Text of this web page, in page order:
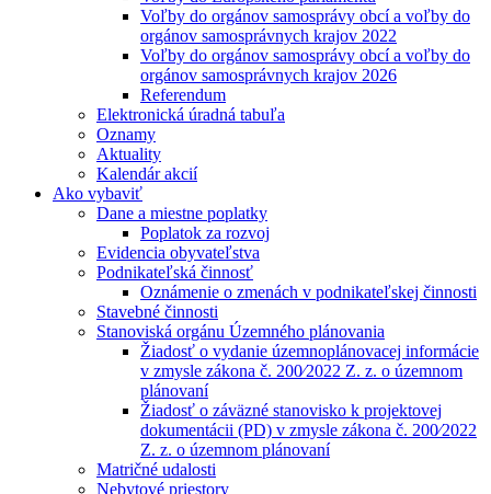
Voľby do orgánov samosprávy obcí a voľby do
orgánov samosprávnych krajov 2022
Voľby do orgánov samosprávy obcí a voľby do
orgánov samosprávnych krajov 2026
Referendum
Elektronická úradná tabuľa
Oznamy
Aktuality
Kalendár akcií
Ako vybaviť
Dane a miestne poplatky
Poplatok za rozvoj
Evidencia obyvateľstva
Podnikateľská činnosť
Oznámenie o zmenách v podnikateľskej činnosti
Stavebné činnosti
Stanoviská orgánu Územného plánovania
Žiadosť o vydanie územnoplánovacej informácie
v zmysle zákona č. 200⁄2022 Z. z. o územnom
plánovaní
Žiadosť o záväzné stanovisko k projektovej
dokumentácii (PD) v zmysle zákona č. 200⁄2022
Z. z. o územnom plánovaní
Matričné udalosti
Nebytové priestory